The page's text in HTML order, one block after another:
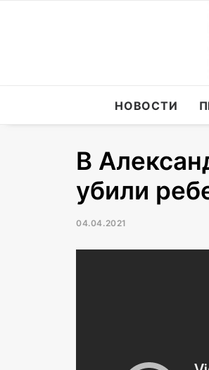
НОВОСТИ
В
убили
04.04.2021